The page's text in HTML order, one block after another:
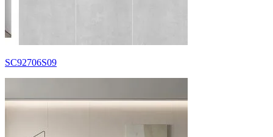
SC92706S09